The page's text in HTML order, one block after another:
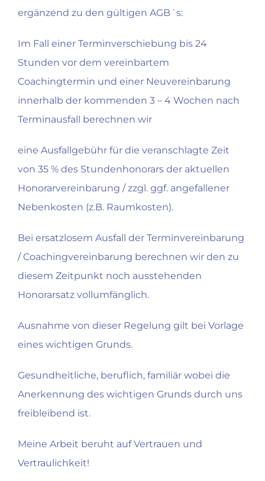
ergänzend zu den gültigen AGB´s:
Im Fall einer Terminverschiebung bis 24
Stunden vor dem vereinbartem
Coachingtermin und einer Neuvereinbarung
innerhalb der kommenden 3 – 4 Wochen nach
Terminausfall berechnen wir
eine Ausfallgebühr für die veranschlagte Zeit
von 35 % des Stundenhonorars der aktuellen
Honorarvereinbarung / zzgl. ggf. angefallener
Nebenkosten (z.B. Raumkosten).
Bei ersatzlosem Ausfall der Terminvereinbarung
/ Coachingvereinbarung berechnen wir den zu
diesem Zeitpunkt noch ausstehenden
Honorarsatz vollumfänglich.
Ausnahme von dieser Regelung gilt bei Vorlage
eines wichtigen Grunds.
Gesundheitliche, beruflich, familiär wobei die
Anerkennung des wichtigen Grunds durch uns
freibleibend ist.
Meine Arbeit beruht auf Vertrauen und
Vertraulichkeit!